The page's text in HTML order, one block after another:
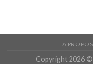
A PROPOS
Copyright 2026 ©